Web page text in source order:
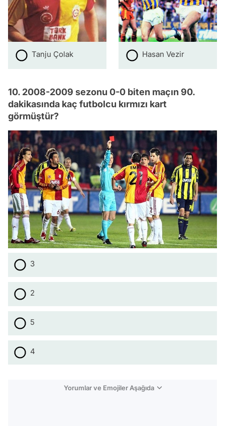
Tanju Çolak Hasan Vezir
10. 2008-2009 sezonu 0-0 biten maçın 90.
dakikasında kaç futbolcu kırmızı kart
görmüştür?
3
2
5
4
Yorumlar ve Emojiler Aşağıda